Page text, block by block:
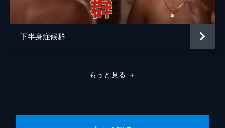
下半身症候群
もっと見る ＋